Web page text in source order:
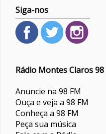
Siga-nos
Rádio Montes Claros 98
Anuncie na 98 FM
Ouça e veja a 98 FM
Conheça a 98 FM
Peça sua música